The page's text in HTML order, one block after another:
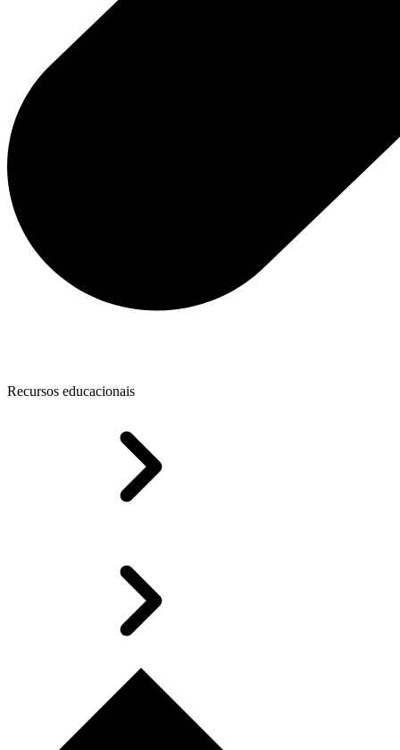
Recursos educacionais